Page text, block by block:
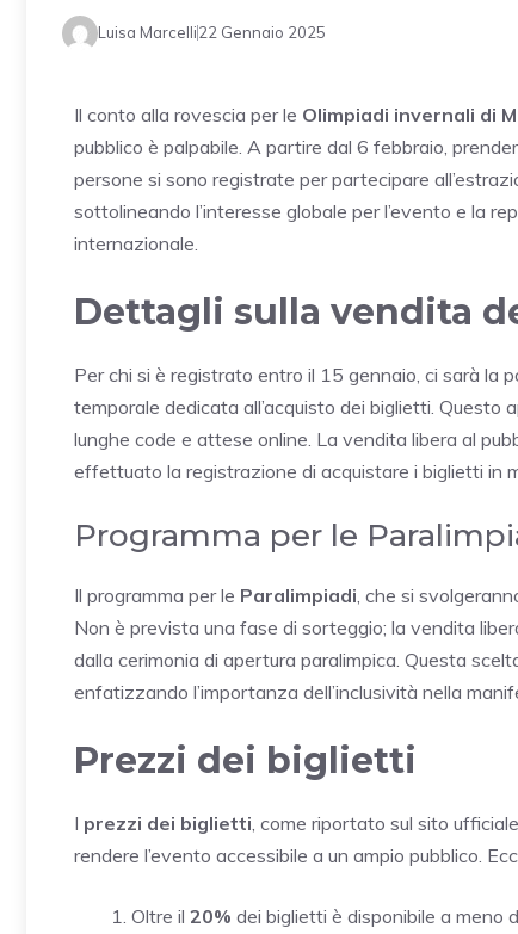
Luisa Marcelli22 Gennaio 2025
Il conto alla rovescia per le Olimpiadi invernali di
pubblico è palpabile. A partire dal 6 febbraio,
persone si sono registrate per partecipare
sottolineando l’interesse globale per l’evento e la
internazionale.
Dettagli sulla vendita
Per chi si è registrato entro il 15 gennaio, ci sarà la
temporale dedicata all’acquisto dei biglietti. Questo
lunghe code e attese online. La vendita libera al
effettuato la registrazione di acquistare i biglietti in
Programma per le
Il programma per le Paralimpiadi , che si
Non è prevista una fase di sorteggio; la vendita
dalla cerimonia di apertura paralimpica. Questa
enfatizzando l’importanza dell’inclusività nella
Prezzi dei biglietti
I prezzi dei biglietti , come riportato sul sito
rendere l’evento accessibile a un ampio pubblico.
Oltre il 20% dei biglietti è disponibile a meno